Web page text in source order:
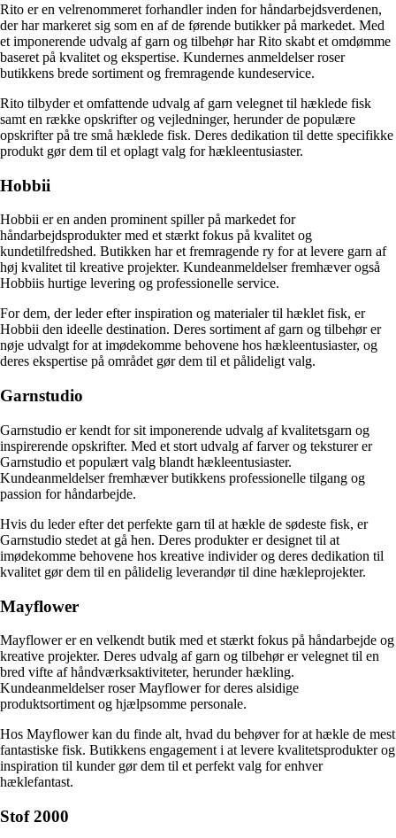
Rito er en velrenommeret forhandler inden for håndarbejdsverdenen,
der har markeret sig som en af de førende butikker på markedet. Med
et imponerende udvalg af garn og tilbehør har Rito skabt et omdømme
baseret på kvalitet og ekspertise. Kundernes anmeldelser roser
butikkens brede sortiment og fremragende kundeservice.
Rito tilbyder et omfattende udvalg af garn velegnet til hæklede fisk
samt en række opskrifter og vejledninger, herunder de populære
opskrifter på tre små hæklede fisk. Deres dedikation til dette specifikke
produkt gør dem til et oplagt valg for hækleentusiaster.
Hobbii
Hobbii er en anden prominent spiller på markedet for
håndarbejdsprodukter med et stærkt fokus på kvalitet og
kundetilfredshed. Butikken har et fremragende ry for at levere garn af
høj kvalitet til kreative projekter. Kundeanmeldelser fremhæver også
Hobbiis hurtige levering og professionelle service.
For dem, der leder efter inspiration og materialer til hæklet fisk, er
Hobbii den ideelle destination. Deres sortiment af garn og tilbehør er
nøje udvalgt for at imødekomme behovene hos hækleentusiaster, og
deres ekspertise på området gør dem til et pålideligt valg.
Garnstudio
Garnstudio er kendt for sit imponerende udvalg af kvalitetsgarn og
inspirerende opskrifter. Med et stort udvalg af farver og teksturer er
Garnstudio et populært valg blandt hækleentusiaster.
Kundeanmeldelser fremhæver butikkens professionelle tilgang og
passion for håndarbejde.
Hvis du leder efter det perfekte garn til at hækle de sødeste fisk, er
Garnstudio stedet at gå hen. Deres produkter er designet til at
imødekomme behovene hos kreative individer og deres dedikation til
kvalitet gør dem til en pålidelig leverandør til dine hækleprojekter.
Mayflower
Mayflower er en velkendt butik med et stærkt fokus på håndarbejde og
kreative projekter. Deres udvalg af garn og tilbehør er velegnet til en
bred vifte af håndværksaktiviteter, herunder hækling.
Kundeanmeldelser roser Mayflower for deres alsidige
produktsortiment og hjælpsomme personale.
Hos Mayflower kan du finde alt, hvad du behøver for at hækle de mest
fantastiske fisk. Butikkens engagement i at levere kvalitetsprodukter og
inspiration til kunder gør dem til et perfekt valg for enhver
hæklefantast.
Stof 2000